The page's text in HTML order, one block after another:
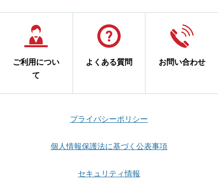
ご利用につい
て
よくある質問 お問い合わせ
プライバシーポリシー
個人情報保護法に基づく公表事項
セキュリティ情報